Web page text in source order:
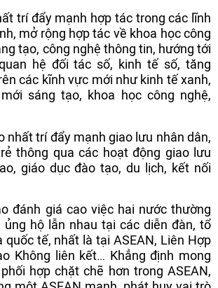
trí đẩy mạnh hợp tác trong các lĩnh
mở rộng hợp tác về khoa học công
tạo, công nghệ thông tin, hướng tới
hệ đối tác số, kinh tế số, tăng
các kĩnh vực mới như kinh tế xanh,
sáng tạo, khoa học công nghệ,
nhất trí đẩy mạnh giao lưu nhân dân,
thông qua các hoạt động giao lưu
giáo dục đào tạo, du lịch, kết nối
đánh giá cao việc hai nước thường
ủng hộ lẫn nhau tại các diễn đàn, tổ
quốc tế, nhất là tại ASEAN, Liên Hợp
Không liên kết… Khẳng định mong
hợp chặt chẽ hơn trong ASEAN,